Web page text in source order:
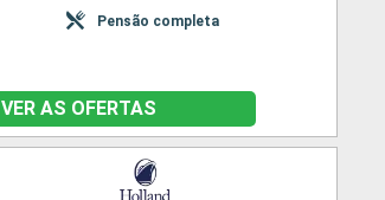
Pensão completa
VER AS OFERTAS